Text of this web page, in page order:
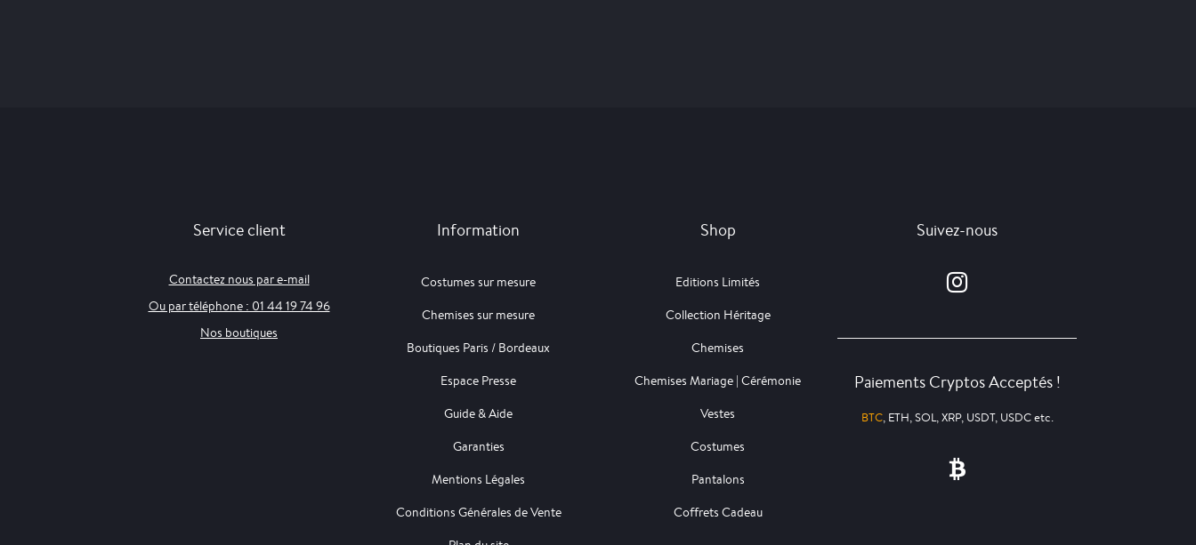
Service client
Contactez nous par e-mail
Ou par téléphone : 01 44 19 74 96
Nos boutiques
Information
Costumes sur mesure
Chemises sur mesure
Boutiques Paris / Bordeaux
Espace Presse
Guide & Aide
Garanties
Mentions Légales
Conditions Générales de Vente
Shop
Editions Limités
Collection Héritage
Chemises
Chemises Mariage | Cérémonie
Vestes
Costumes
Pantalons
Coffrets Cadeau
Suivez-nous
Paiements Cryptos Acceptés !
BTC, ETH, SOL, XRP, USDT, USDC etc.